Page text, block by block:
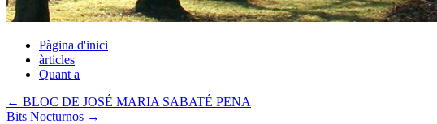
Pàgina d'inici
àrticles
Quant a
← BLOC DE JOSÉ MARIA SABATÉ PENA
Bits Nocturnos →